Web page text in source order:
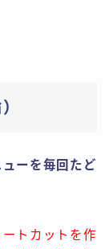
ーを毎回たど
トカットを作